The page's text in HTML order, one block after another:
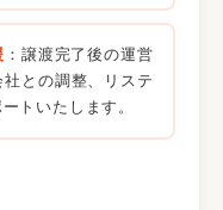
：譲渡完了後の運営
との調整、リステ
トいたします。